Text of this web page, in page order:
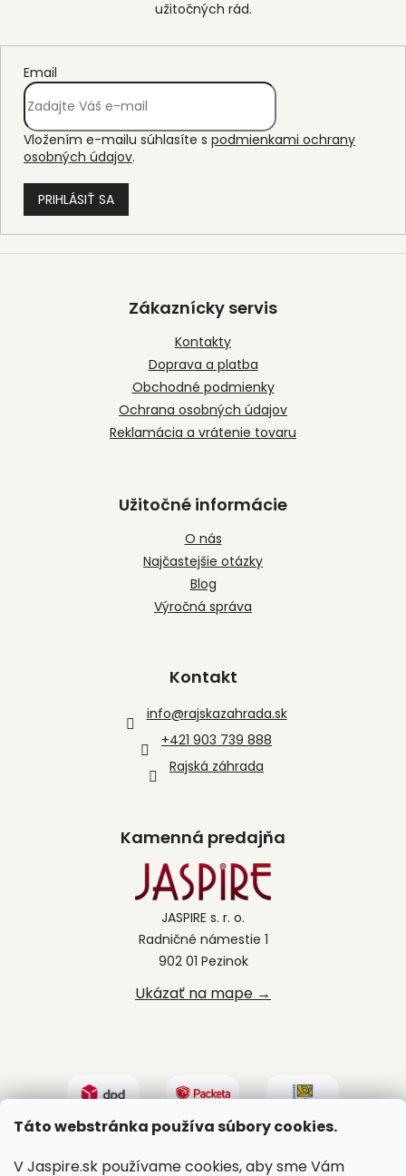
Táto webstránka používa súbory cookies.
V Jaspire.sk používame cookies, aby sme Vám
Email
Vložením e-mailu súhlasíte s podmienkami ochrany
osobných údajov.
PRIHLÁSIŤ SA
Z
Zákaznícky servis
Kontakty
Doprava a platba
Obchodné podmienky
Ochrana osobných údajov
Reklamácia a vrátenie tovaru
Užitočné informácie
O nás
Najčastejšie otázky
Blog
Výročná správa
Kontakt
info@rajskazahrada.sk
+421 903 739 888
Rajská záhrada
Kamenná predajňa
JASPIRE s. r. o.
Radničné námestie 1
902 01 Pezinok
Ukázať na mape →